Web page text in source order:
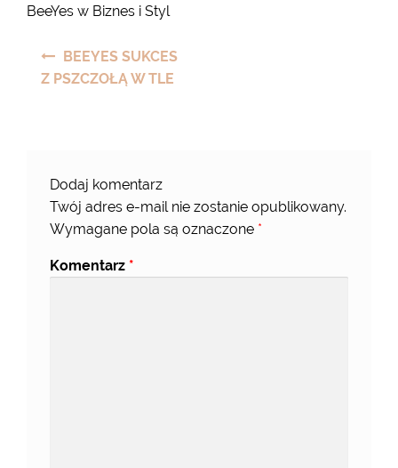
BeeYes w Biznes i Styl
Nawigacja
wpisu
BEEYES SUKCES
Z PSZCZOŁĄ W TLE
Dodaj komentarz
Twój adres e-mail nie zostanie opublikowany.
Wymagane pola są oznaczone *
Komentarz *